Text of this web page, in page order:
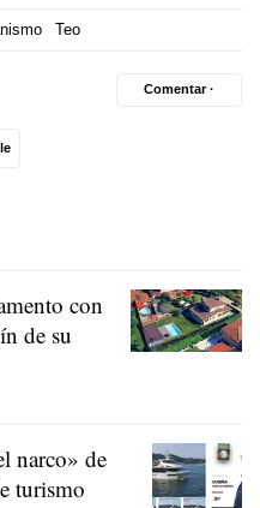
Teo
Comentar ·
con
de su
narco» de
turismo